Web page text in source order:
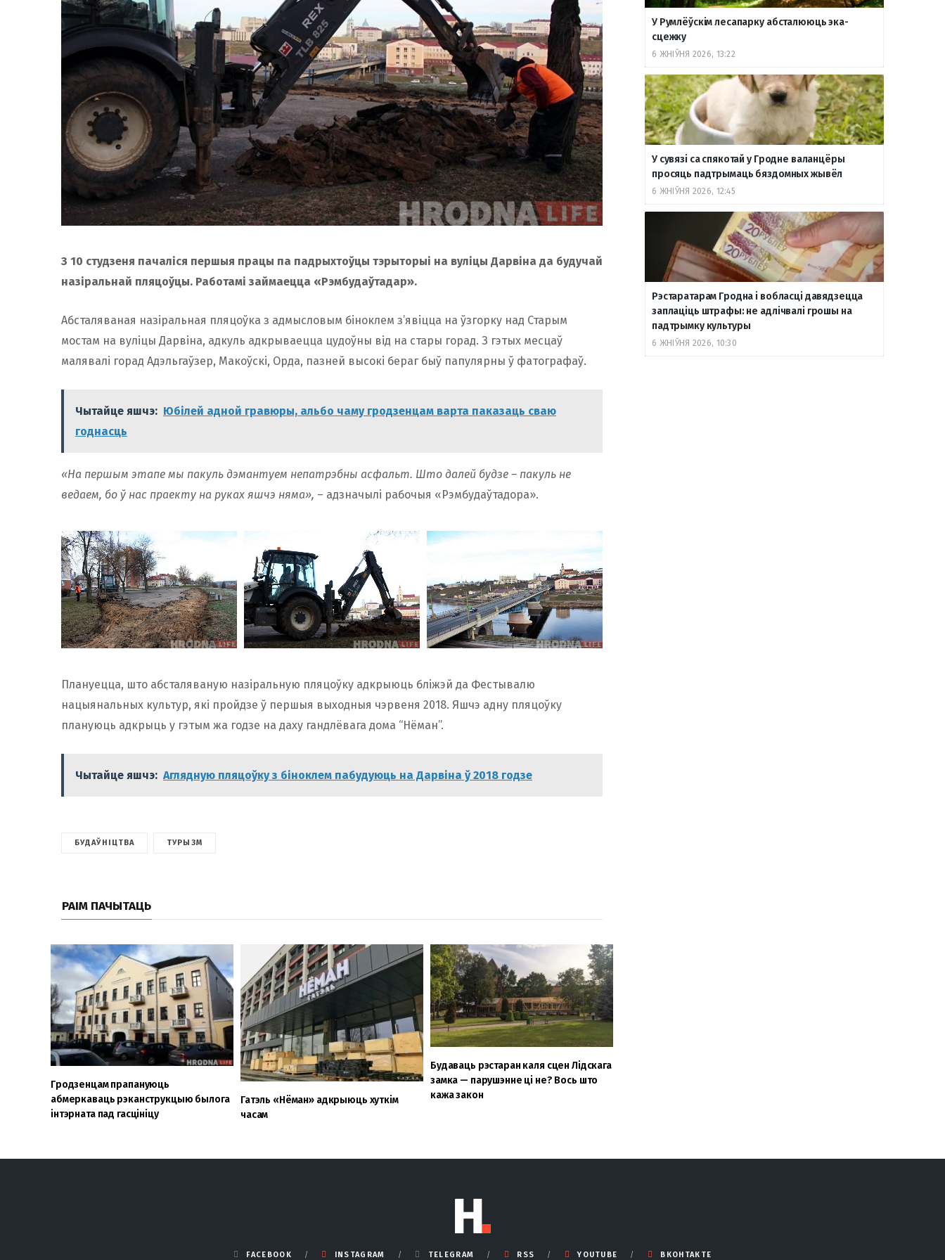
З 10 студзеня пачаліся першыя працы па падрыхтоўцы тэрыторыі на вуліцы Дарвіна да будучай
назіральнай пляцоўцы. Работамі займаецца «Рэмбудаўтадар».
Абсталяваная назіральная пляцоўка з адмысловым біноклем з’явіцца на ўзгорку над Старым
мостам на вуліцы Дарвіна, адкуль адкрываецца цудоўны від на стары горад. З гэтых месцаў
малявалі горад Адэльгаўзер, Макоўскі, Орда, пазней высокі бераг быў папулярны ў фатографаў.
Чытайце яшчэ: Юбілей адной гравюры, альбо чаму гродзенцам варта паказаць сваю
годнасць
«На першым этапе мы пакуль дэмантуем непатрэбны асфальт. Што далей будзе – пакуль не
ведаем, бо ў нас праекту на руках яшчэ няма», – адзначылі рабочыя «Рэмбудаўтадора».
Плануецца, што абсталяваную назіральную пляцоўку адкрыюць бліжэй да Фестывалю
нацыянальных культур, які пройдзе ў першыя выходныя чэрвеня 2018. Яшчэ адну пляцоўку
плануюць адкрыць у гэтым жа годзе на даху гандлёвага дома “Нёман”.
Чытайце яшчэ: Аглядную пляцоўку з біноклем пабудуюць на Дарвіна ў 2018 годзе
БУДАЎНІЦТВА ТУРЫЗМ
РАІМ ПАЧЫТАЦЬ
Гродзенцам прапануюць
абмеркаваць рэканструкцыю былога
інтэрната пад гасцініцу
Гатэль «Нёман» адкрыюць хуткім
часам
Будаваць рэстаран каля сцен Лідскага
замка — парушэнне ці не? Вось што
кажа закон
У Румлёўскім лесапарку абсталююць эка-
сцежку
6 ЖНІЎНЯ 2026, 13:22
У сувязі са спякотай у Гродне валанцёры
просяць падтрымаць бяздомных жывёл
6 ЖНІЎНЯ 2026, 12:45
Рэстаратарам Гродна і вобласці давядзецца
заплаціць штрафы: не адлічвалі грошы на
падтрымку культуры
6 ЖНІЎНЯ 2026, 10:30
FACEBOOK INSTAGRAM TELEGRAM RSS YOUTUBE ВКОНТАКТЕ